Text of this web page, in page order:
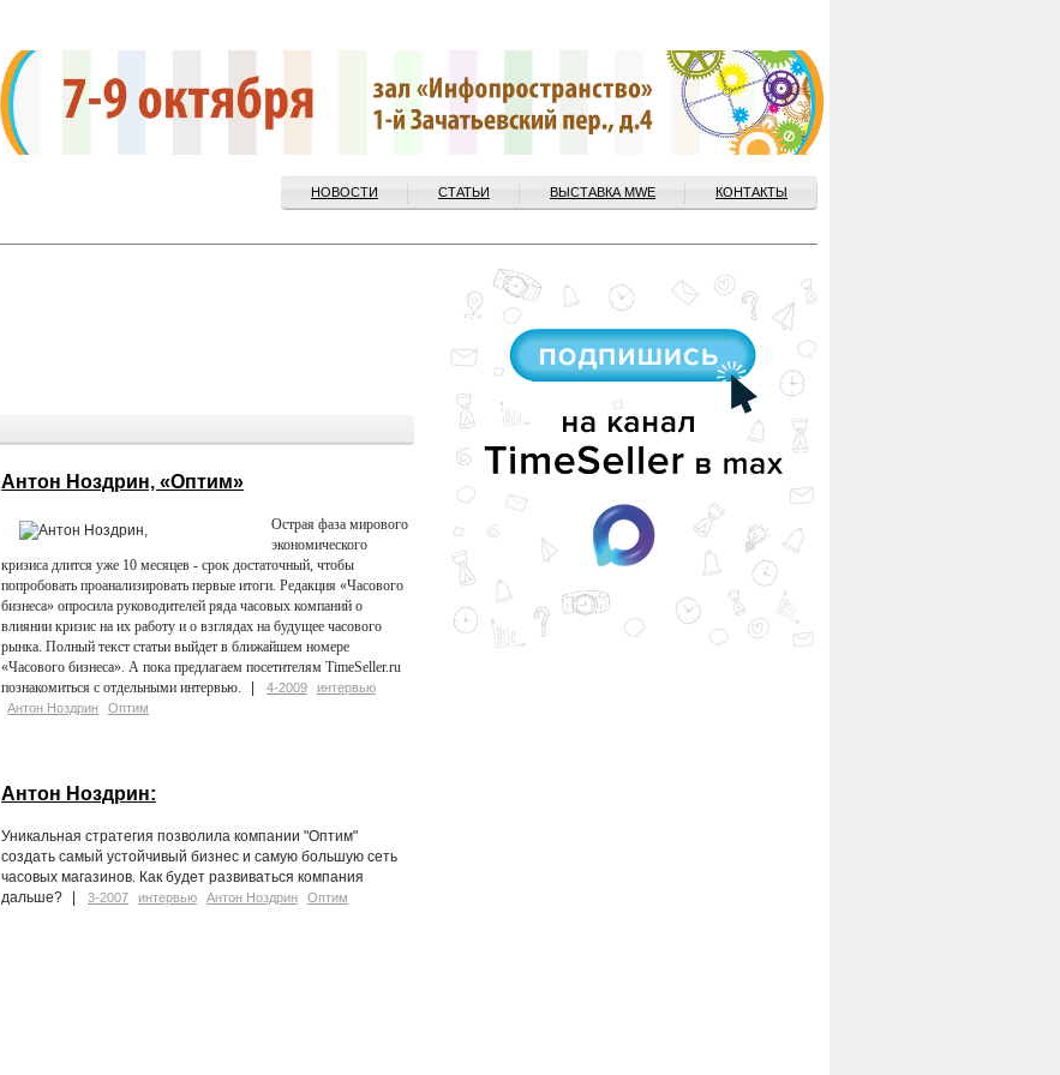
НОВОСТИ СТАТЬИ ВЫСТАВКА MWE КОНТАКТЫ
Антон Ноздрин, «Оптим»
Острая фаза мирового
экономического
кризиса длится уже 10 месяцев - срок достаточный, чтобы
попробовать проанализировать первые итоги. Редакция «Часового
бизнеса» опросила руководителей ряда часовых компаний о
влиянии кризис на их работу и о взглядах на будущее часового
рынка. Полный текст статьи выйдет в ближайшем номере
«Часового бизнеса». А пока предлагаем посетителям TimeSeller.ru
познакомиться с отдельными интервью.
4-2009
интервью
Антон Ноздрин
Оптим
Антон Ноздрин:
Уникальная стратегия позволила компании "Оптим"
создать самый устойчивый бизнес и самую большую сеть
часовых магазинов. Как будет развиваться компания
дальше?
3-2007 интервью Антон Ноздрин Оптим